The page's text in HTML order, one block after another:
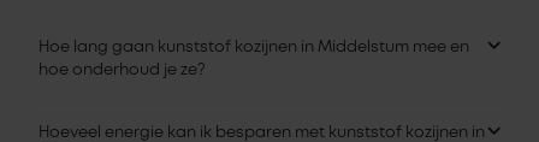
Hoe lang gaan kunststof kozijnen in Middelstum mee en
hoe onderhoud je ze?
Hoeveel energie kan ik besparen met kunststof kozijnen in